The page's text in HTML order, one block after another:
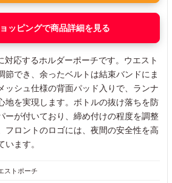
ッピングで商品詳細を見る
応するホルダーポーチです。ウエスト
節でき、余ったベルトは結束バンドにま
ッシュ仕様の背面パッド入りで、ランナ
地を実現します。ボトルの抜け落ちを防
ーが付いており、締め付けの程度を調整
フロントのロゴには、夜間の安全性を高
ます。
ストポーチ